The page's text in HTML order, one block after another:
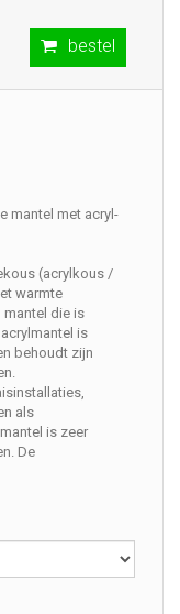
bestel
mantel met acryl-
(acrylkous /
warmte
mantel die is
is
behoudt zijn
als
is zeer
De